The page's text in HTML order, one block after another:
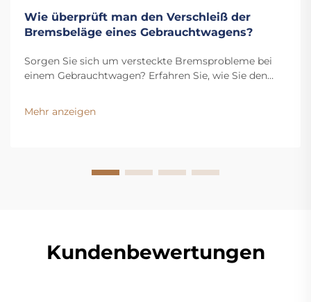
Wie überprüft man den Verschleiß der
Bremsbeläge eines Gebrauchtwagens?
Sorgen Sie sich um versteckte Bremsprobleme bei
einem Gebrauchtwagen? Erfahren Sie, wie Sie den
Flüssigkeitsstand kontrollieren und Warnsignale
erkennen. Holen Sie sich jetzt unseren kostenlosen
Mehr anzeigen
Kundenbewertungen